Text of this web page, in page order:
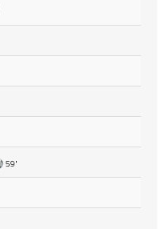
59'